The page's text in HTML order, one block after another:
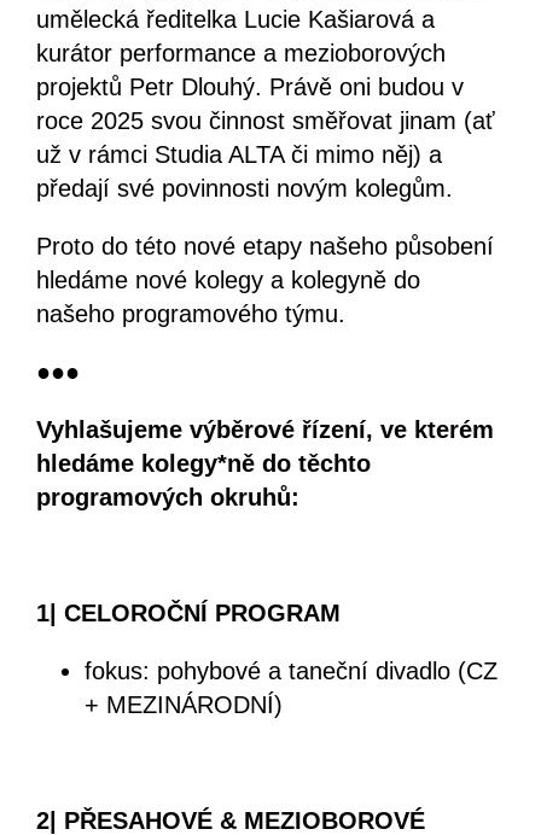
umělecká ředitelka Lucie Kašiarová a
kurátor performance a mezioborových
projektů Petr Dlouhý. Právě oni budou v
roce 2025 svou činnost směřovat jinam (ať
už v rámci Studia ALTA či mimo něj) a
předají své povinnosti novým kolegům.
Proto do této nové etapy našeho působení
hledáme nové kolegy a kolegyně do
našeho programového týmu.
●●●
Vyhlašujeme výběrové řízení, ve kterém
hledáme kolegy*ně do těchto
programových okruhů:
1| CELOROČNÍ PROGRAM
fokus: pohybové a taneční divadlo (CZ
+ MEZINÁRODNÍ)
2| PŘESAHOVÉ & MEZIOBOROVÉ